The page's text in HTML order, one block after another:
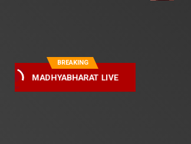
BREAKING
MADHYABHARAT LIVE